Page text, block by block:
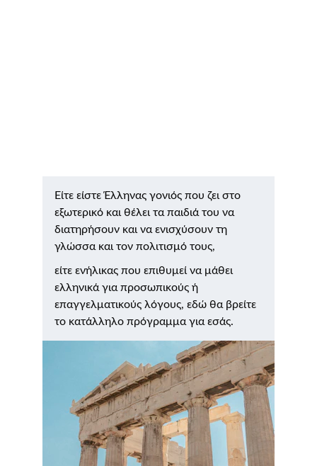
Είτε είστε Έλληνας γονιός που ζει στο
εξωτερικό και θέλει τα παιδιά του να
διατηρήσουν και να ενισχύσουν τη
γλώσσα και τον πολιτισμό τους,
είτε ενήλικας που επιθυμεί να μάθει
ελληνικά για προσωπικούς ή
επαγγελματικούς λόγους, εδώ θα βρείτε
το κατάλληλο πρόγραμμα για εσάς.